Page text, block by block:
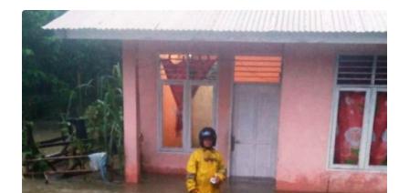
HUKRIM
OPINI
PERISTIWA
Informasi